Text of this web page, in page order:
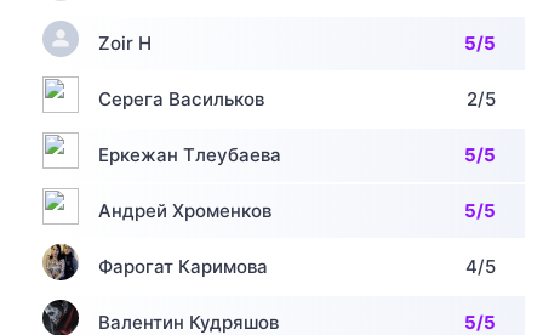
Zoir H 5/5
Серега Васильков 2/5
Еркежан Тлеубаева 5/5
Андрей Хроменков 5/5
Фарогат Каримова 4/5
Валентин Кудряшов 5/5